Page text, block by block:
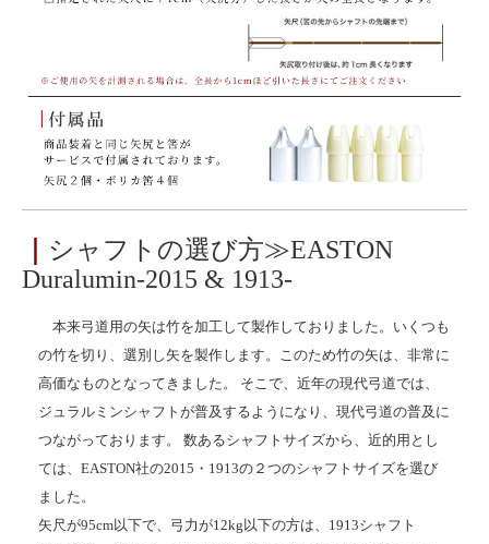
シャフトの選び方≫EASTON
Duralumin-2015 & 1913-
本来弓道用の矢は竹を加工して製作しておりました。いくつも
の竹を切り、選別し矢を製作します。このため竹の矢は、非常に
高価なものとなってきました。 そこで、近年の現代弓道では、
ジュラルミンシャフトが普及するようになり、現代弓道の普及に
つながっております。 数あるシャフトサイズから、近的用とし
ては、EASTON社の2015・1913の２つのシャフトサイズを選び
ました。
矢尺が95cm以下で、弓力が12kg以下の方は、1913シャフト